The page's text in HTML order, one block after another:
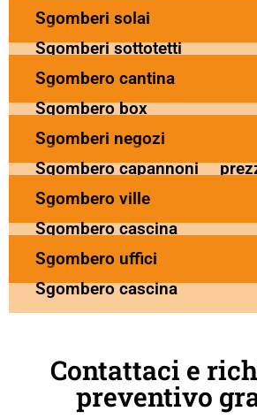
Sgomberi solai
Sgomberi sottotetti
Sgombero cantina
Sgombero box
Sgomberi negozi
Sgombero capannoni
Sgombero ville
Sgombero cascina
Sgombero uffici
Sgombero cascina
Contattaci e
preventivo